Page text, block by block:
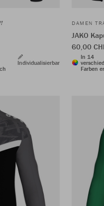
Individualisierbar
DAMEN
JAKO
60,00
In 14
Farben